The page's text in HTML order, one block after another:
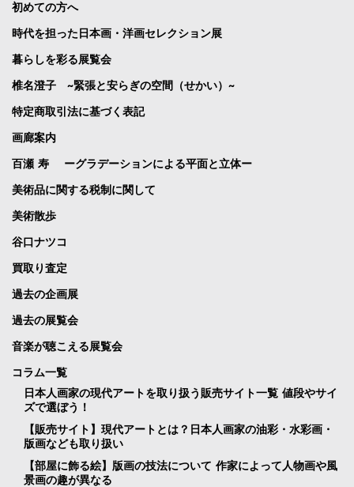
初めての方へ
時代を担った日本画・洋画セレクション展
暮らしを彩る展覧会
椎名澄子 ~緊張と安らぎの空間（せかい）~
特定商取引法に基づく表記
画廊案内
百瀬 寿 ーグラデーションによる平面と立体ー
美術品に関する税制に関して
美術散歩
谷口ナツコ
買取り査定
過去の企画展
過去の展覧会
音楽が聴こえる展覧会
コラム一覧
日本人画家の現代アートを取り扱う販売サイト一覧 値段やサイ
ズで選ぼう！
【販売サイト】現代アートとは？日本人画家の油彩・水彩画・
版画なども取り扱い
【部屋に飾る絵】版画の技法について 作家によって人物画や風
景画の趣が異なる